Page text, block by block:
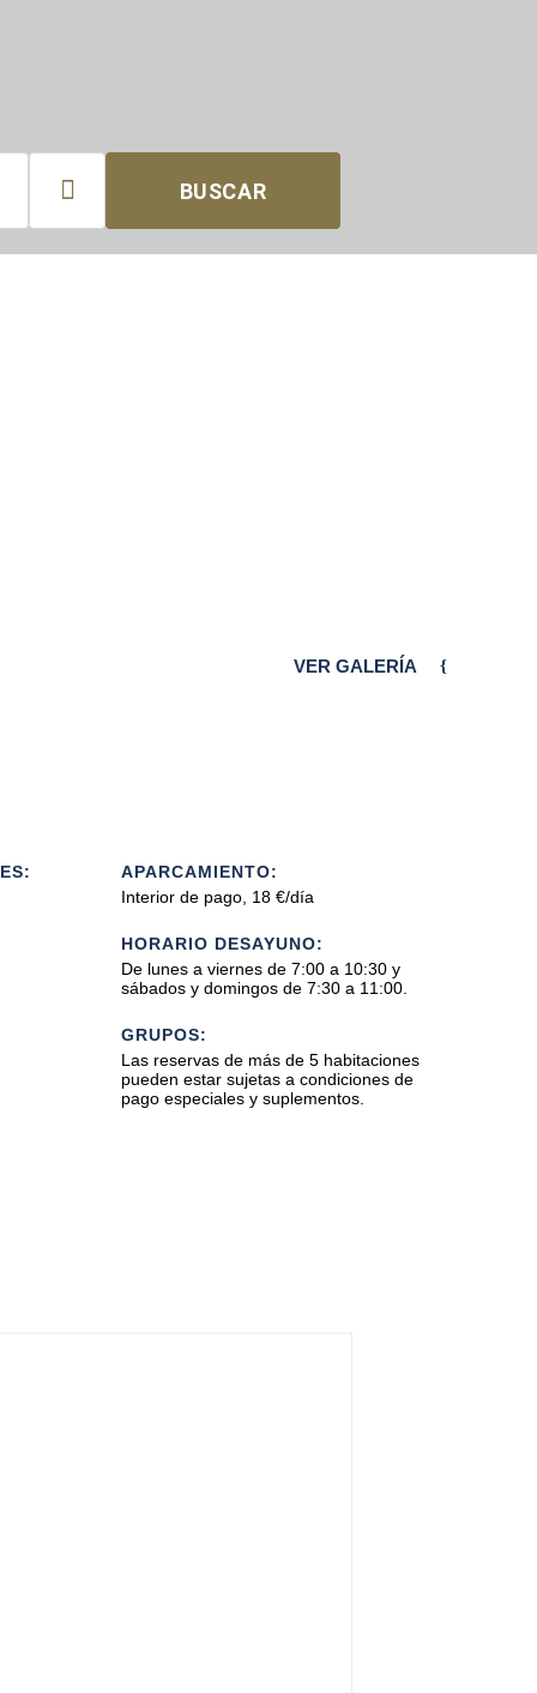
 BUSCAR
VER GALERÍA
APARCAMIENTO:
Interior de pago, 18 €/día
HORARIO DESAYUNO:
De lunes a viernes de 7:00 a 10:30 y
sábados y domingos de 7:30 a 11:00.
GRUPOS:
Las reservas de más de 5 habitaciones
pueden estar sujetas a condiciones de
pago especiales y suplementos.